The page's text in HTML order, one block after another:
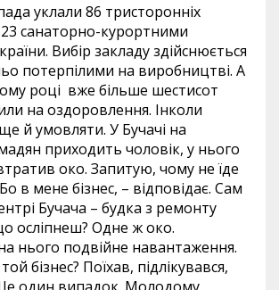
уклали 86 тристоронніх
23 санаторно-курортними
Вибір закладу здійснюється
потерпілими на виробництві. А
році вже більше шестисот
на оздоровлення. Інколи
й умовляти. У Бучачі на
приходить чоловік, у нього
око. Запитую, чому не їде
в мене бізнес, – відповідає. Сам
Бучача – будка з ремонту
осліпнеш? Одне ж око.
нього подвійне навантаження.
бізнес? Поїхав, підлікувався,
один випадок. Молодому